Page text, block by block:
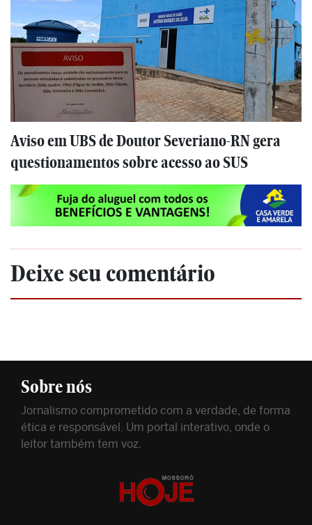
Aviso em UBS de Doutor Severiano-RN gera
questionamentos sobre acesso ao SUS
Deixe seu comentário
Sobre nós
Jornalismo comprometido com a verdade, de forma
ética e responsável. Um portal interativo, onde o
leitor também tem voz.